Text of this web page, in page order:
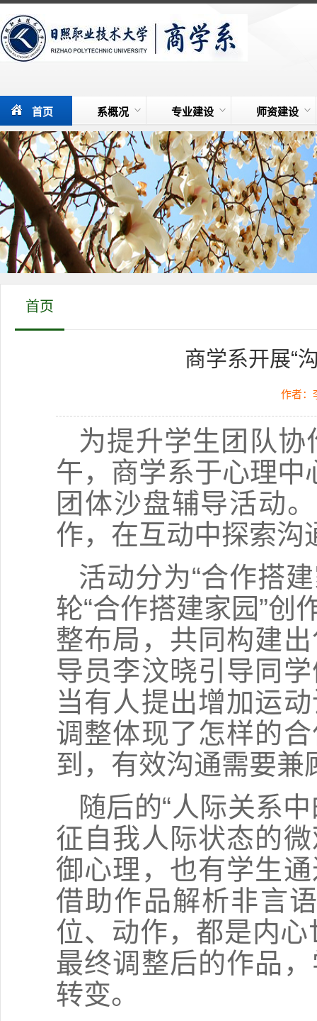
首页 系概况 专业建设 师资建设
首页
商学系开展“
作者：
为提升学生团队
午，商学系于心理中
团体沙盘辅导活动
作，在互动中探索沟
活动分为“合作搭
轮“合作搭建家园”创
整布局，共同构建
导员李汶晓引导同
当有人提出增加运
调整体现了怎样的
到，有效沟通需要兼
随后的“人际关系
征自我人际状态的
御心理，也有学生
借助作品解析非言
位、动作，都是内
最终调整后的作品
转变。